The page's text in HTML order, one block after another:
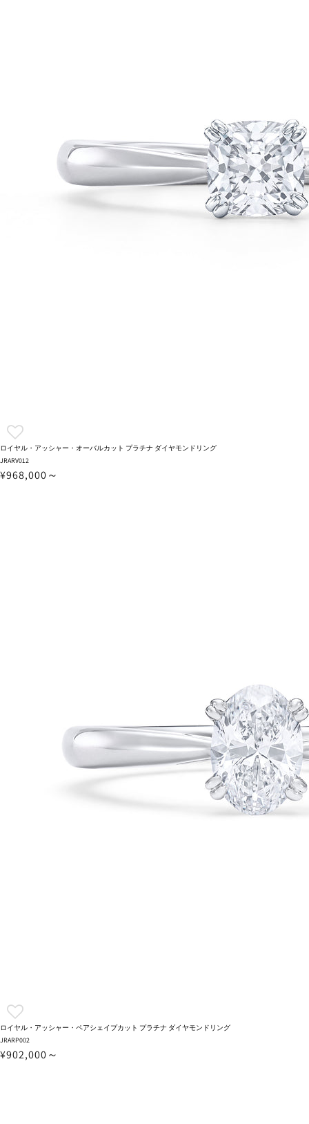
ロイヤル・アッシャー・オーバルカット プラチナ ダイヤモンドリング
JRARV012
¥968,000～
ロイヤル・アッシャー・ペアシェイプカット プラチナ ダイヤモンドリング
JRARP002
¥902,000～